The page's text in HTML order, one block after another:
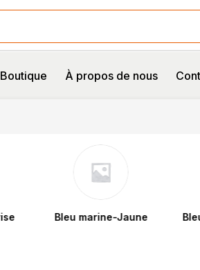
Boutique À propos de nous
Bleu marine-Jaune Bleu